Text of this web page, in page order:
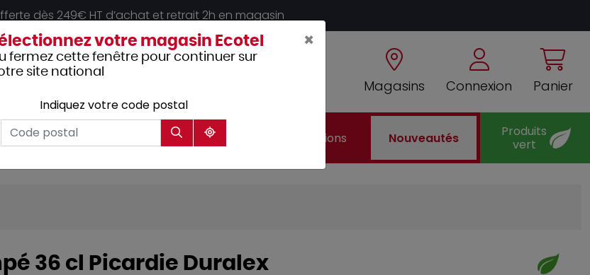
dès 249€ HT d’achat et retrait 2h en magasin
Magasins Connexion Panier
Vêtements
professionnels
Hôtellerie Mobilier Promotions Nouveautés
Produits
vert
36 cl Picardie Duralex
×
votre magasin Ecotel
fermez cette fenêtre pour continuer sur
site national
Indiquez votre code postal